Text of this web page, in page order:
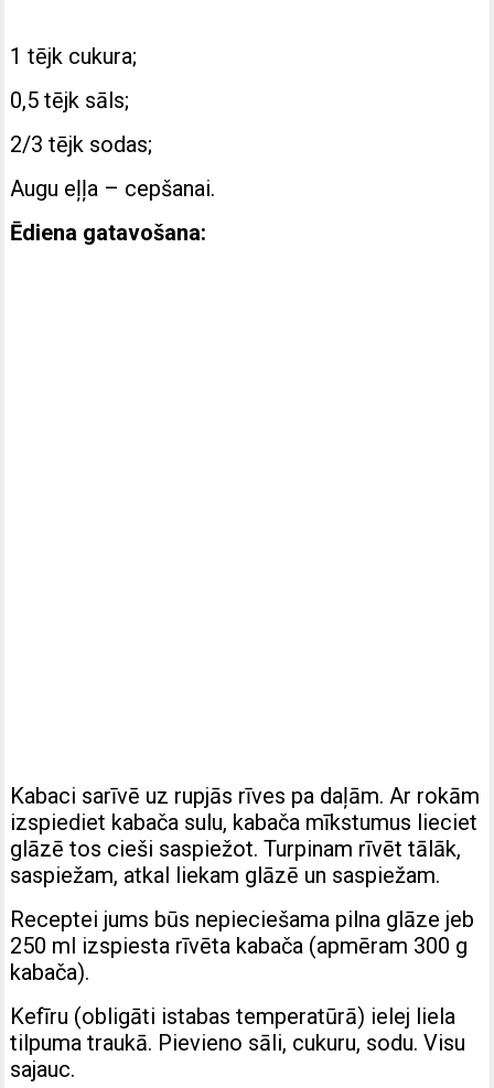
1 tējk cukura;
0,5 tējk sāls;
2/3 tējk sodas;
Augu eļļa – cepšanai.
Ēdiena gatavošana:
Kabaci sarīvē uz rupjās rīves pa daļām. Ar rokām
izspiediet kabača sulu, kabača mīkstumus lieciet
glāzē tos cieši saspiežot. Turpinam rīvēt tālāk,
saspiežam, atkal liekam glāzē un saspiežam.
Receptei jums būs nepieciešama pilna glāze jeb
250 ml izspiesta rīvēta kabača (apmēram 300 g
kabača).
Kefīru (obligāti istabas temperatūrā) ielej liela
tilpuma traukā. Pievieno sāli, cukuru, sodu. Visu
sajauc.